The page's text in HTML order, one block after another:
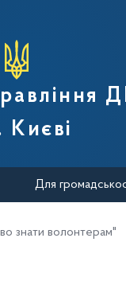
служби
Києві
Для
знати волонтерам"